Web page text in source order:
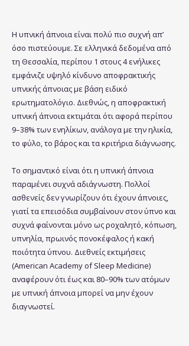
Η υπνική άπνοια είναι πολύ πιο συχνή απ’
όσο πιστεύουμε. Σε ελληνικά δεδομένα από
τη Θεσσαλία, περίπου 1 στους 4 ενήλικες
εμφάνιζε υψηλό κίνδυνο αποφρακτικής
υπνικής άπνοιας με βάση ειδικό
ερωτηματολόγιο. Διεθνώς, η αποφρακτική
υπνική άπνοια εκτιμάται ότι αφορά περίπου
9–38% των ενηλίκων, ανάλογα με την ηλικία,
το φύλο, το βάρος και τα κριτήρια διάγνωσης.
Το σημαντικό είναι ότι η υπνική άπνοια
παραμένει συχνά αδιάγνωστη. Πολλοί
ασθενείς δεν γνωρίζουν ότι έχουν άπνοιες,
γιατί τα επεισόδια συμβαίνουν στον ύπνο και
συχνά φαίνονται μόνο ως ροχαλητό, κόπωση,
υπνηλία, πρωινός πονοκέφαλος ή κακή
ποιότητα ύπνου. Διεθνείς εκτιμήσεις
(Αmerican Academy of Sleep Medicine)
αναφέρουν ότι έως και 80–90% των ατόμων
με υπνική άπνοια μπορεί να μην έχουν
διαγνωστεί.